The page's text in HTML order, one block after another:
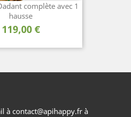
complète avec 1
hausse
Prix
119,00 €
à contact@apihappy.fr à